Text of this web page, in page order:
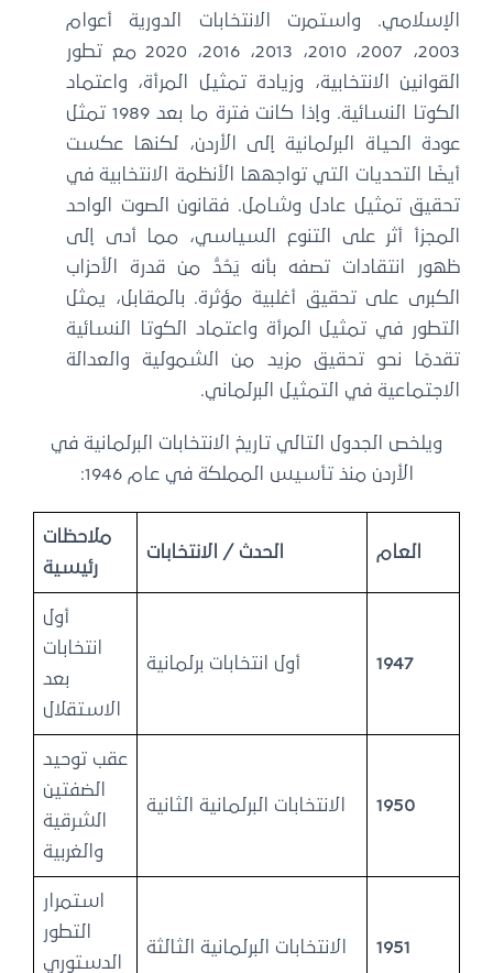
الإسلامي. واستمرت الانتخابات الدورية أعوام
2003، 2007، 2010، 2013، 2016، 2020 مع تطور
القوانين الانتخابية، وزيادة تمثيل المرأة، واعتماد
الكوتا النسائية. وإذا كانت فترة ما بعد 1989 تمثل
عودة الحياة البرلمانية إلى الأردن، لكنها عكست
أيضًا التحديات التي تواجهها الأنظمة الانتخابية في
تحقيق تمثيل عادل وشامل. فقانون الصوت الواحد
المجزأ أثر على التنوع السياسي، مما أدى إلى
ظهور انتقادات تصفه بأنه يَحُدُّ من قدرة الأحزاب
الكبرى على تحقيق أغلبية مؤثرة. بالمقابل، يمثل
التطور في تمثيل المرأة واعتماد الكوتا النسائية
تقدمًا نحو تحقيق مزيد من الشمولية والعدالة
الاجتماعية في التمثيل البرلماني.
ويلخص الجدول التالي تاريخ الانتخابات البرلمانية في
الأردن منذ تأسيس المملكة في عام 1946:
ملاحظات
رئيسية
الحدث / الانتخابات العام
أول
انتخابات
بعد
الاستقلال
أول انتخابات برلمانية 1947
عقب توحيد
الضفتين
الشرقية
والغربية
الانتخابات البرلمانية الثانية 1950
استمرار
التطور
الدستوري
الانتخابات البرلمانية الثالثة 1951